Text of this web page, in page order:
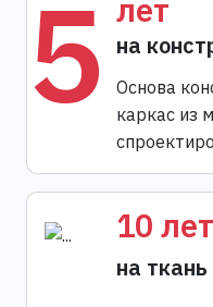
5 лет
на
Основа
каркас из
10 лет
на ткань